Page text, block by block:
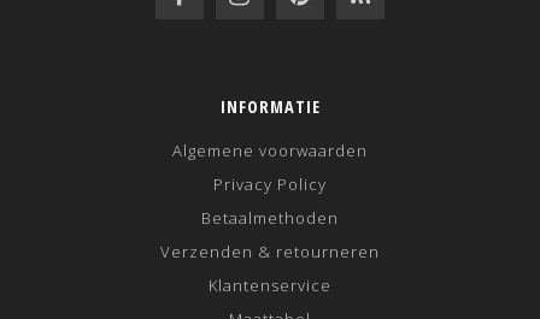
INFORMATIE
Algemene voorwaarden
Privacy Policy
Betaalmethoden
Verzenden & retourneren
Klantenservice